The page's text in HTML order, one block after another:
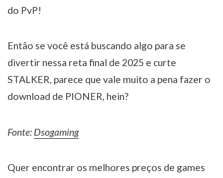
do PvP!
Então se você está buscando algo para se
divertir nessa reta final de 2025 e curte
STALKER, parece que vale muito a pena fazer o
download de PIONER, hein?
Fonte: Dsogaming
Quer encontrar os melhores preços de games